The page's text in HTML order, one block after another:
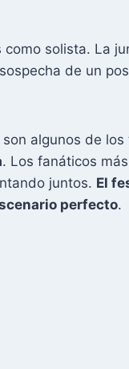
solista. La
de un
son algunos de los
. Los fanáticos
juntos. El
perfecto.